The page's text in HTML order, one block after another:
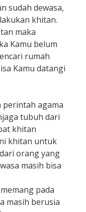
sudah dewasa,
khitan.
maka
Kamu belum
rumah
Kamu datangi
perintah agama
tubuh dari
khitan
khitan untuk
orang yang
masih bisa
pada
masih berusia